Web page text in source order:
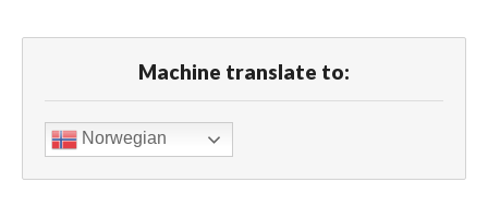
Machine translate to:
Norwegian